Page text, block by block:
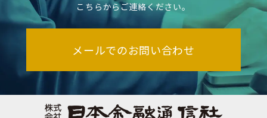
こちらからご連絡ください。
メールでのお問い合わせ